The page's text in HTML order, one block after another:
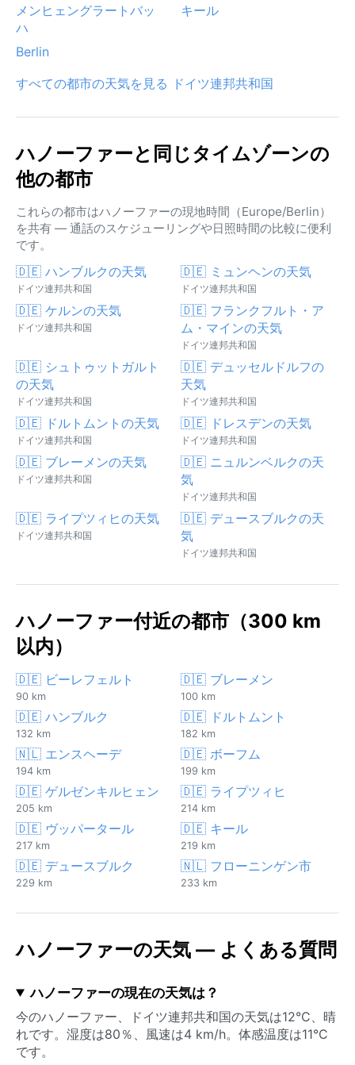
メンヒェングラートバッ
ハ
キール
Berlin
すべての都市の天気を見る ドイツ連邦共和国
ハノーファーと同じタイムゾーンの
他の都市
これらの都市はハノーファーの現地時間（Europe/Berlin）
を共有 — 通話のスケジューリングや日照時間の比較に便利
です。
🇩🇪 ハンブルクの天気
ドイツ連邦共和国
🇩🇪 ミュンヘンの天気
ドイツ連邦共和国
🇩🇪 ケルンの天気
ドイツ連邦共和国
🇩🇪 フランクフルト・ア
ム・マインの天気
ドイツ連邦共和国
🇩🇪 シュトゥットガルト
の天気
ドイツ連邦共和国
🇩🇪 デュッセルドルフの
天気
ドイツ連邦共和国
🇩🇪 ドルトムントの天気
ドイツ連邦共和国
🇩🇪 ドレスデンの天気
ドイツ連邦共和国
🇩🇪 ブレーメンの天気
ドイツ連邦共和国
🇩🇪 ニュルンベルクの天
気
ドイツ連邦共和国
🇩🇪 ライプツィヒの天気
ドイツ連邦共和国
🇩🇪 デュースブルクの天
気
ドイツ連邦共和国
ハノーファー付近の都市（300 km
以内）
🇩🇪 ビーレフェルト
90 km
🇩🇪 ブレーメン
100 km
🇩🇪 ハンブルク
132 km
🇩🇪 ドルトムント
182 km
🇳🇱 エンスヘーデ
194 km
🇩🇪 ボーフム
199 km
🇩🇪 ゲルゼンキルヒェン
205 km
🇩🇪 ライプツィヒ
214 km
🇩🇪 ヴッパータール
217 km
🇩🇪 キール
219 km
🇩🇪 デュースブルク
229 km
🇳🇱 フローニンゲン市
233 km
ハノーファーの天気 — よくある質問
ハノーファーの現在の天気は？
今のハノーファー、ドイツ連邦共和国の天気は12°C、晴
れです。湿度は80％、風速は4 km/h。体感温度は11°C
です。